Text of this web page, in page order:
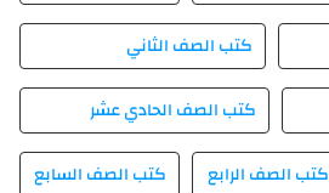
كتب الصف الثاني
كتب الصف الحادي عشر
كتب الصف الرابع كتب الصف السابع